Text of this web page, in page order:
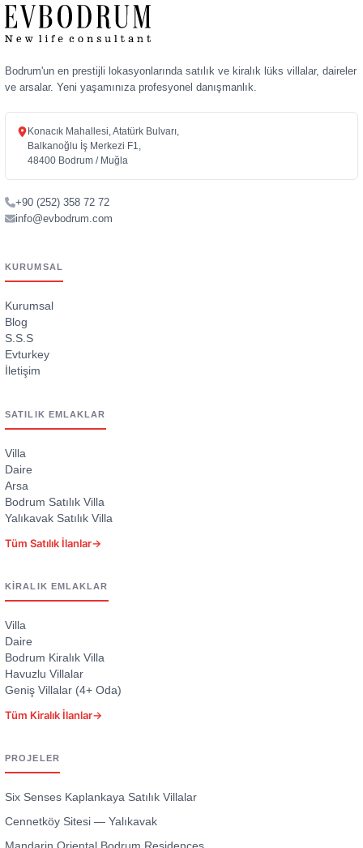
Bodrum'un en prestijli lokasyonlarında satılık ve kiralık lüks villalar, daireler
ve arsalar. Yeni yaşamınıza profesyonel danışmanlık.
Konacık Mahallesi, Atatürk Bulvarı,
Balkanoğlu İş Merkezi F1,
48400 Bodrum / Muğla
+90 (252) 358 72 72
info@evbodrum.com
KURUMSAL
Kurumsal
Blog
S.S.S
Evturkey
İletişim
SATILIK EMLAKLAR
Villa
Daire
Arsa
Bodrum Satılık Villa
Yalıkavak Satılık Villa
Tüm Satılık İlanlar→
KIRALIK EMLAKLAR
Villa
Daire
Bodrum Kiralık Villa
Havuzlu Villalar
Geniş Villalar (4+ Oda)
Tüm Kiralık İlanlar→
PROJELER
Six Senses Kaplankaya Satılık Villalar
Cennetköy Sitesi — Yalıkavak